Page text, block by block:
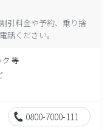
引料金や予約、乗り捨
話ください。
ク 等
0800-7000-111